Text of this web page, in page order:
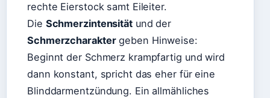
rechte Eierstock samt Eileiter.
Die Schmerzintensitätund der
Schmerzcharaktergeben Hinweise:
Beginnt der Schmerz krampfartig und wird
dann konstant, spricht das eher für eine
Blinddarmentzündung. Ein allmähliches